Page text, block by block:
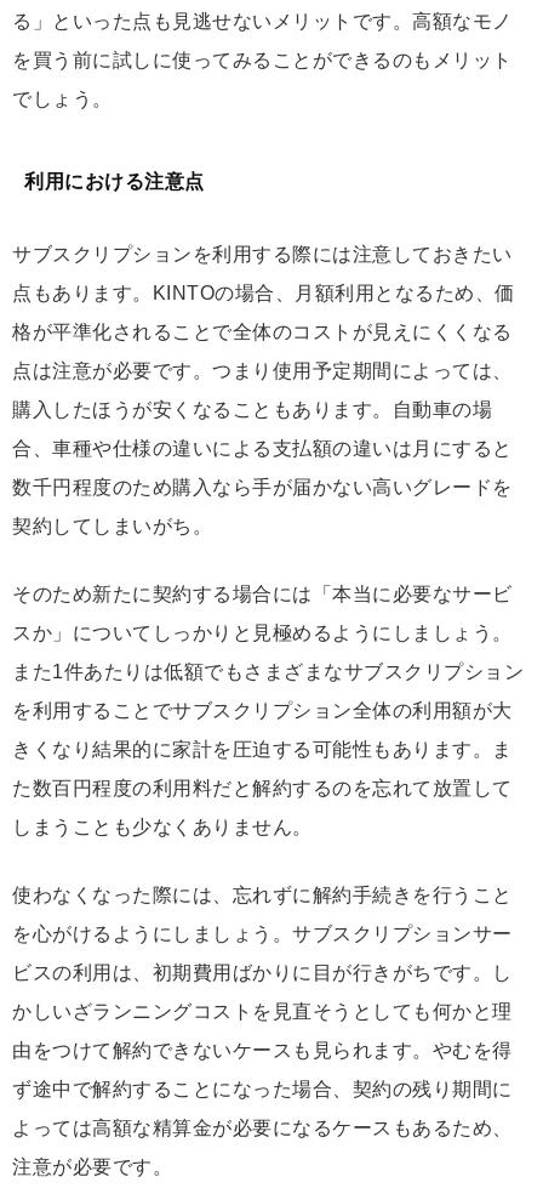
る」といった点も見逃せないメリットです。高額なモノ
を買う前に試しに使ってみることができるのもメリット
でしょう。
利用における注意点
サブスクリプションを利用する際には注意しておきたい
点もあります。KINTOの場合、月額利用となるため、価
格が平準化されることで全体のコストが見えにくくなる
点は注意が必要です。つまり使用予定期間によっては、
購入したほうが安くなることもあります。自動車の場
合、車種や仕様の違いによる支払額の違いは月にすると
数千円程度のため購入なら手が届かない高いグレードを
契約してしまいがち。
そのため新たに契約する場合には「本当に必要なサービ
スか」についてしっかりと見極めるようにしましょう。
また1件あたりは低額でもさまざまなサブスクリプション
を利用することでサブスクリプション全体の利用額が大
きくなり結果的に家計を圧迫する可能性もあります。ま
た数百円程度の利用料だと解約するのを忘れて放置して
しまうことも少なくありません。
使わなくなった際には、忘れずに解約手続きを行うこと
を心がけるようにしましょう。サブスクリプションサー
ビスの利用は、初期費用ばかりに目が行きがちです。し
かしいざランニングコストを見直そうとしても何かと理
由をつけて解約できないケースも見られます。やむを得
ず途中で解約することになった場合、契約の残り期間に
よっては高額な精算金が必要になるケースもあるため、
注意が必要です。